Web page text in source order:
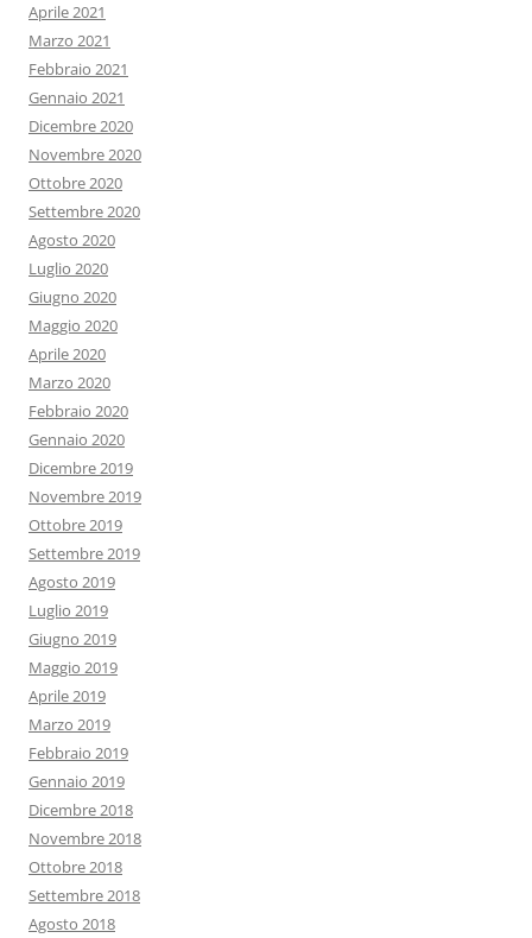
Aprile 2021
Marzo 2021
Febbraio 2021
Gennaio 2021
Dicembre 2020
Novembre 2020
Ottobre 2020
Settembre 2020
Agosto 2020
Luglio 2020
Giugno 2020
Maggio 2020
Aprile 2020
Marzo 2020
Febbraio 2020
Gennaio 2020
Dicembre 2019
Novembre 2019
Ottobre 2019
Settembre 2019
Agosto 2019
Luglio 2019
Giugno 2019
Maggio 2019
Aprile 2019
Marzo 2019
Febbraio 2019
Gennaio 2019
Dicembre 2018
Novembre 2018
Ottobre 2018
Settembre 2018
Agosto 2018